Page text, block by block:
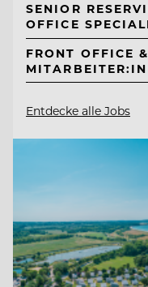
SENIOR
OFFICE
FRONT OFFICE
MITARBEITER:IN
Entdecke alle Jobs